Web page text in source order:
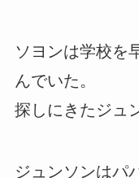
ソヨンは学校を
んでいた。
探しにきたジュ
ジュンソンはパ